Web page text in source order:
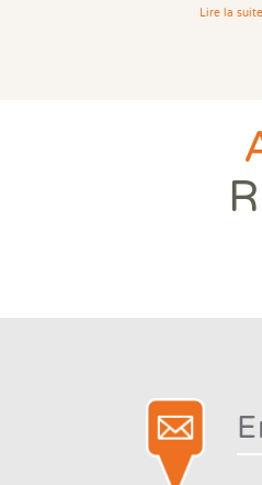
Lire la suite